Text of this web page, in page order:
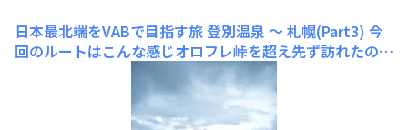
日本最北端をVABで目指す旅 登別温泉 〜 札幌(Part3) 今
回のルートはこんな感じオロフレ峠を超え先ず訪れたのは
洞爺湖天気はいまいちでしたがしっかり洞爺湖が望めまし
た☁︎洞爺湖を見たあとは気持ち良いワインディングをぬけ
て小樽へ小学生ぶり？何年ぶりかは定かに覚えていません